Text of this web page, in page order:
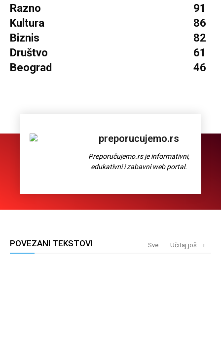
Razno
91
Kultura
86
Biznis
82
Društvo
61
Beograd
46
preporucujemo.rs
Preporučujemo.rs je informativni,
edukativni i zabavni web portal.
POVEZANI TEKSTOVI Sve Učitaj još